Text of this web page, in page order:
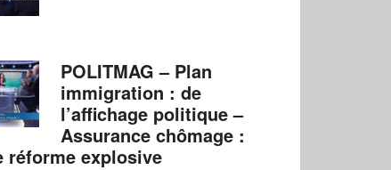
POLITMAG – Plan
immigration : de
l’affichage politique –
Assurance chômage :
réforme explosive